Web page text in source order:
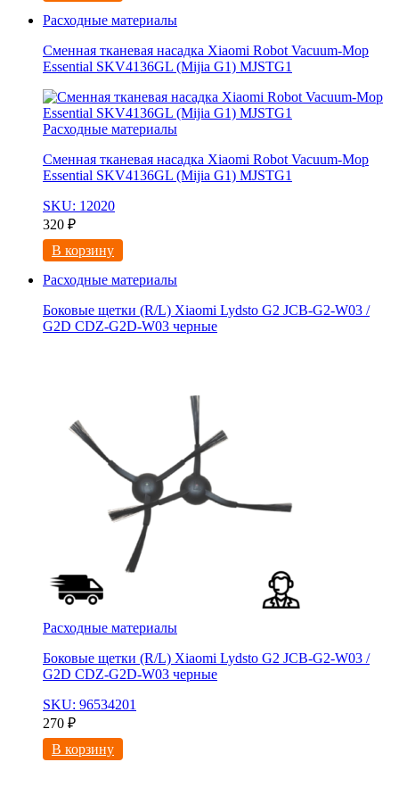
Расходные материалы
Сменная тканевая насадка Xiaomi Robot Vacuum-Mop
Essential SKV4136GL (Mijia G1) MJSTG1
Расходные материалы
Сменная тканевая насадка Xiaomi Robot Vacuum-Mop
Essential SKV4136GL (Mijia G1) MJSTG1
SKU: 12020
320 ₽
В корзину
Расходные материалы
Боковые щетки (R/L) Xiaomi Lydsto G2 JCB-G2-W03 /
G2D CDZ-G2D-W03 черные
Расходные материалы
Боковые щетки (R/L) Xiaomi Lydsto G2 JCB-G2-W03 /
G2D CDZ-G2D-W03 черные
SKU: 96534201
270 ₽
В корзину